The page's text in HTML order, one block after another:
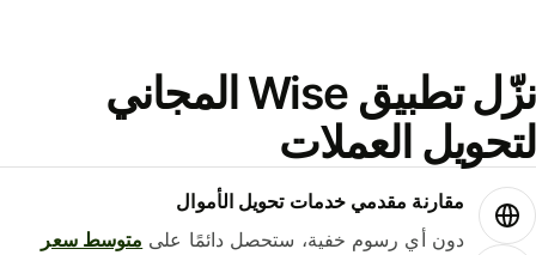
نزّل تطبيق Wise المجاني
العملات
مقارنة مقدمي خدمات تحويل الأموال
دون أي رسوم خفية، ستحصل دائمًا علىمتوسط ​​سعر